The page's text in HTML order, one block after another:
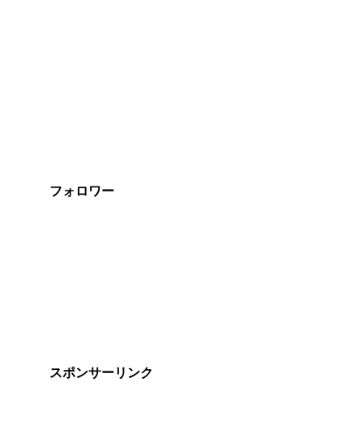
フォロワー
スポンサーリンク